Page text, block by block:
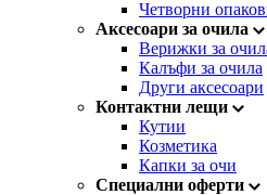
Четворни
Аксесоари за очила
Верижки за
Калъфи за очила
Други аксесоари
Контактни лещи
Кутии
Козметика
Капки за очи
Специални оферти